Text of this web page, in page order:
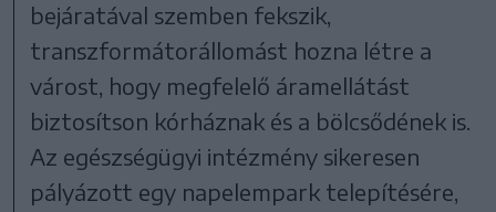
bejáratával szemben fekszik,
transzformátorállomást hozna létre a
várost, hogy megfelelő áramellátást
biztosítson kórháznak és a bölcsődének is.
Az egészségügyi intézmény sikeresen
pályázott egy napelempark telepítésére,